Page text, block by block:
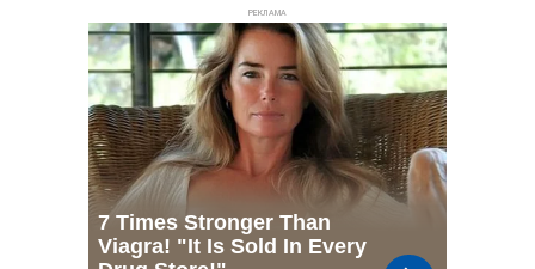
РЕКЛАМА